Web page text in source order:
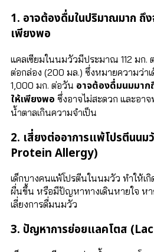
1. อาจต้องดื่มในปริมาณมาก ถึ
เพียงพอ
แคลเซียมในนมวัวมีประมาณ 112 มก.
ต่อกล่อง (200 มล.) ซึ่งหมายความว่าเ
1,000 มก. ต่อวัน อาจต้องดื่มนมมาก
ให้เพียงพอ ซึ่งอาจไม่สะดวก และอา
น้ำตาลเกินความจำเป็น
2. เสี่ยงต่ออาการแพ้โปรตีนนม
Protein Allergy)
เด็กบางคนแพ้โปรตีนในนมวัว ทำให้เกิ
ผื่นขึ้น หรือมีปัญหาทางเดินหายใจ หา
เลี่ยงการดื่มนมวัว
3. ปัญหาการย่อยแลคโตส